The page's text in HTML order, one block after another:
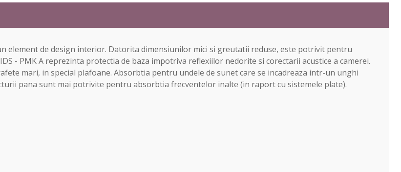
element de design interior. Datorita dimensiunilor mici si greutatii reduse, este potrivit pentru
- PMK A reprezinta protectia de baza impotriva reflexiilor nedorite si corectarii acustice a camerei.
mari, in special plafoane. Absorbtia pentru undele de sunet care se incadreaza intr-un unghi
pana sunt mai potrivite pentru absorbtia frecventelor inalte (in raport cu sistemele plate).